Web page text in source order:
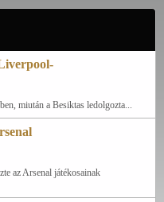
miután a Besiktas ledolgozta...
az Arsenal játékosainak